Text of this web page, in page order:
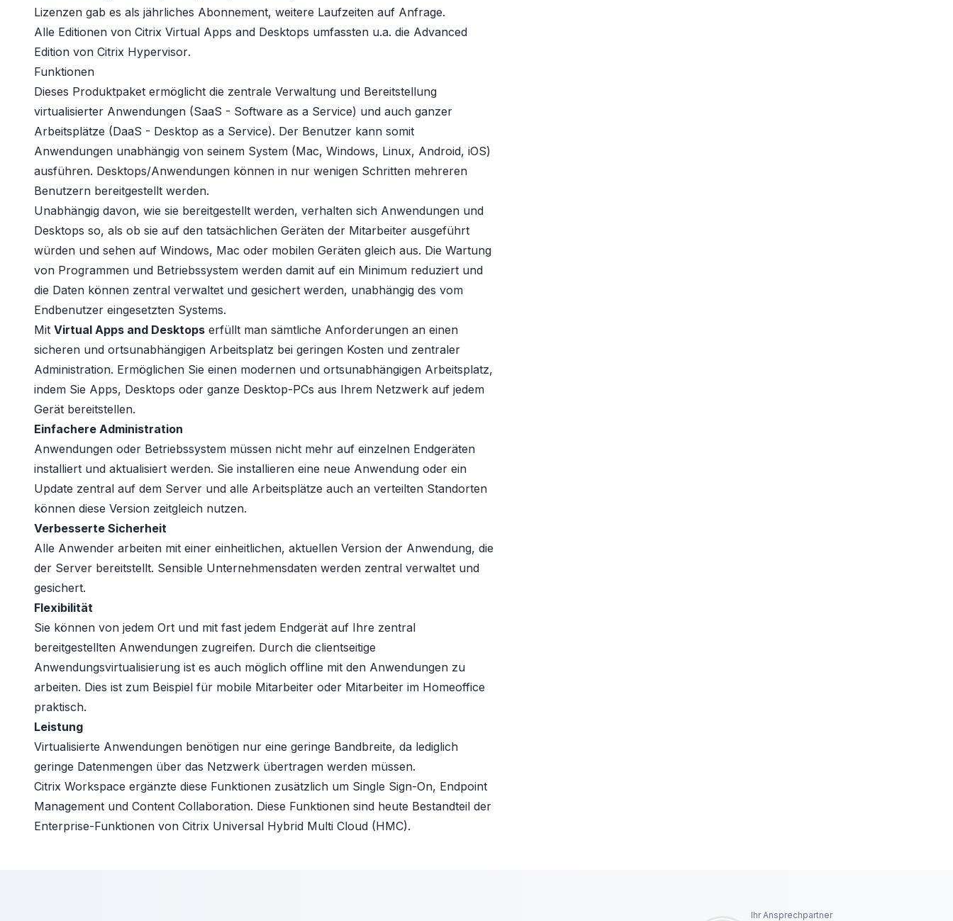
Lizenzen gab es als jährliches Abonnement, weitere Laufzeiten auf Anfrage.
Alle Editionen von Citrix Virtual Apps and Desktops umfassten u.a. die Advanced
Edition von Citrix Hypervisor.
Funktionen
Dieses Produktpaket ermöglicht die zentrale Verwaltung und Bereitstellung
virtualisierter Anwendungen (SaaS - Software as a Service) und auch ganzer
Arbeitsplätze (DaaS - Desktop as a Service). Der Benutzer kann somit
Anwendungen unabhängig von seinem System (Mac, Windows, Linux, Android, iOS)
ausführen. Desktops/Anwendungen können in nur wenigen Schritten mehreren
Benutzern bereitgestellt werden.
Unabhängig davon, wie sie bereitgestellt werden, verhalten sich Anwendungen und
Desktops so, als ob sie auf den tatsächlichen Geräten der Mitarbeiter ausgeführt
würden und sehen auf Windows, Mac oder mobilen Geräten gleich aus. Die Wartung
von Programmen und Betriebssystem werden damit auf ein Minimum reduziert und
die Daten können zentral verwaltet und gesichert werden, unabhängig des vom
Endbenutzer eingesetzten Systems.
Mit Virtual Apps and Desktops erfüllt man sämtliche Anforderungen an einen
sicheren und ortsunabhängigen Arbeitsplatz bei geringen Kosten und zentraler
Administration. Ermöglichen Sie einen modernen und ortsunabhängigen Arbeitsplatz,
indem Sie Apps, Desktops oder ganze Desktop-PCs aus Ihrem Netzwerk auf jedem
Gerät bereitstellen.
Einfachere Administration
Anwendungen oder Betriebssystem müssen nicht mehr auf einzelnen Endgeräten
installiert und aktualisiert werden. Sie installieren eine neue Anwendung oder ein
Update zentral auf dem Server und alle Arbeitsplätze auch an verteilten Standorten
können diese Version zeitgleich nutzen.
Verbesserte Sicherheit
Alle Anwender arbeiten mit einer einheitlichen, aktuellen Version der Anwendung, die
der Server bereitstellt. Sensible Unternehmensdaten werden zentral verwaltet und
gesichert.
Flexibilität
Sie können von jedem Ort und mit fast jedem Endgerät auf Ihre zentral
bereitgestellten Anwendungen zugreifen. Durch die clientseitige
Anwendungsvirtualisierung ist es auch möglich offline mit den Anwendungen zu
arbeiten. Dies ist zum Beispiel für mobile Mitarbeiter oder Mitarbeiter im Homeoffice
praktisch.
Leistung
Virtualisierte Anwendungen benötigen nur eine geringe Bandbreite, da lediglich
geringe Datenmengen über das Netzwerk übertragen werden müssen.
Citrix Workspace ergänzte diese Funktionen zusätzlich um Single Sign-On, Endpoint
Management und Content Collaboration. Diese Funktionen sind heute Bestandteil der
Enterprise-Funktionen von Citrix Universal Hybrid Multi Cloud (HMC).
Ihr Ansprechpartner